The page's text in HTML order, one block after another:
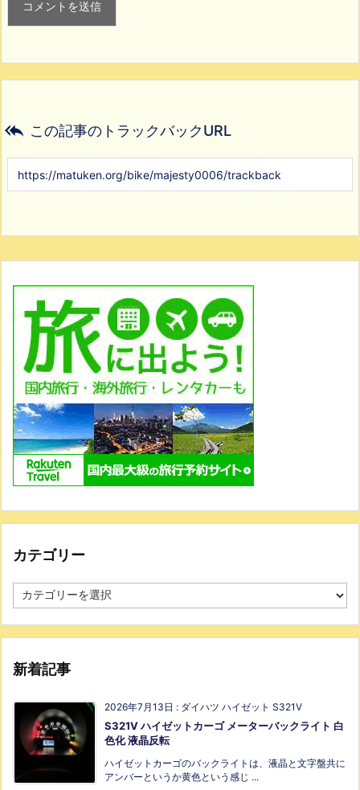
 この記事のトラックバックURL
カテゴリー
新着記事
2026年7月13日 : ダイハツ ハイゼット S321V
S321V ハイゼットカーゴ メーターバックライト 白
色化 液晶反転
ハイゼットカーゴのバックライトは、液晶と文字盤共に
アンバーというか黄色という感じ ...